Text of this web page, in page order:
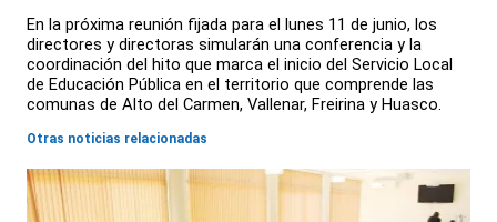
En la próxima reunión fijada para el lunes 11 de junio, los
directores y directoras simularán una conferencia y la
coordinación del hito que marca el inicio del Servicio Local
de Educación Pública en el territorio que comprende las
comunas de Alto del Carmen, Vallenar, Freirina y Huasco.
Otras noticias relacionadas